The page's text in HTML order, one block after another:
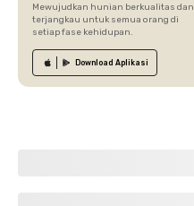
Mewujudkan hunian berkualitas dan
terjangkau untuk semua orang di
setiap fase kehidupan.
Download Aplikasi